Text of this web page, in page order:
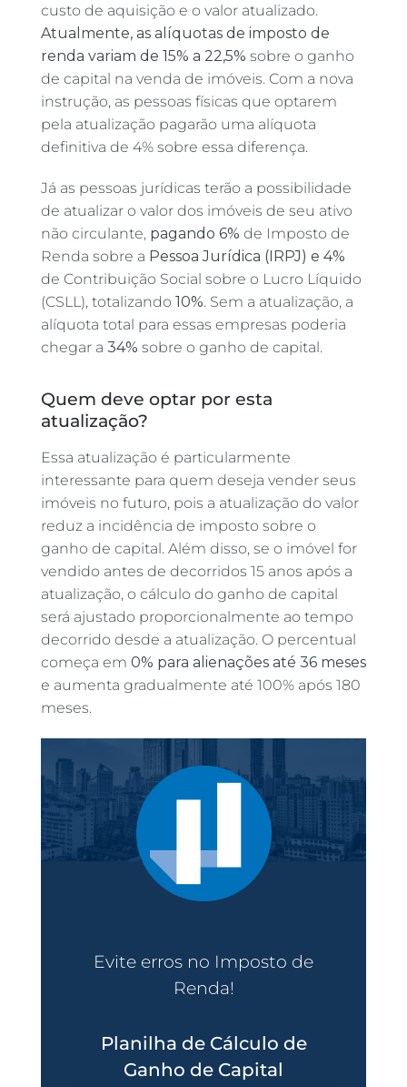
custo de aquisição e o valor atualizado.
Atualmente, as alíquotas de imposto de
renda variam de 15% a 22,5% sobre o ganho
de capital na venda de imóveis. Com a nova
instrução, as pessoas físicas que optarem
pela atualização pagarão uma alíquota
definitiva de 4% sobre essa diferença.
Já as pessoas jurídicas terão a possibilidade
de atualizar o valor dos imóveis de seu ativo
não circulante, pagando 6% de Imposto de
Renda sobre a Pessoa Jurídica (IRPJ) e 4%
de Contribuição Social sobre o Lucro Líquido
(CSLL), totalizando 10%. Sem a atualização, a
alíquota total para essas empresas poderia
chegar a 34% sobre o ganho de capital.
Quem deve optar por esta
atualização?
Essa atualização é particularmente
interessante para quem deseja vender seus
imóveis no futuro, pois a atualização do valor
reduz a incidência de imposto sobre o
ganho de capital. Além disso, se o imóvel for
vendido antes de decorridos 15 anos após a
atualização, o cálculo do ganho de capital
será ajustado proporcionalmente ao tempo
decorrido desde a atualização. O percentual
começa em 0% para alienações até 36 meses
e aumenta gradualmente até 100% após 180
meses.
Evite erros no Imposto de
Renda!
Planilha de Cálculo de
Ganho de Capital